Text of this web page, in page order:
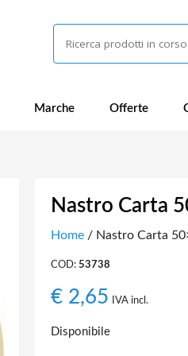
Marche Offerte
Nastro Carta
Home/ Nastro Carta
COD: 53738
€2,65 IVA incl.
Disponibile